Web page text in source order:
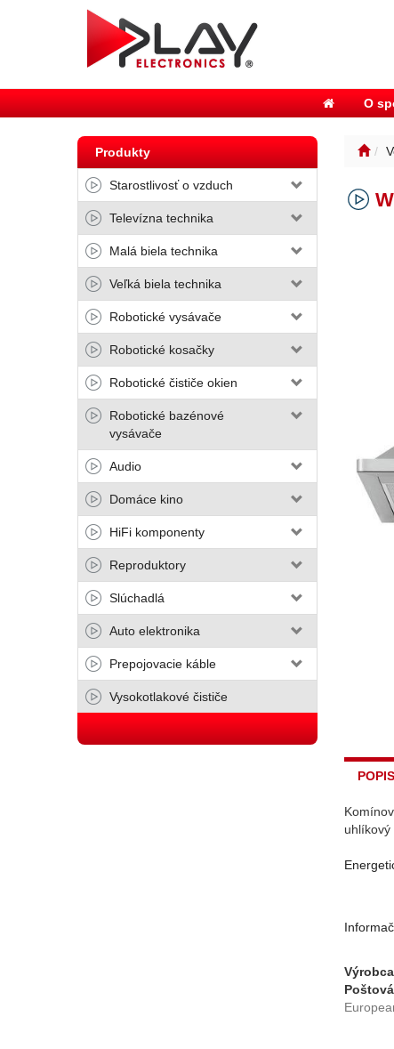
O
Produkty
Starostlivosť o vzduch
Televízna technika
Malá biela technika
Veľká biela technika
Robotické vysávače
Robotické kosačky
Robotické čističe okien
Robotické bazénové
vysávače
Audio
Domáce kino
HiFi komponenty
Reproduktory
Slúchadlá
Auto elektronika
Prepojovacie káble
Vysokotlakové čističe
POPIS
uhlíkový